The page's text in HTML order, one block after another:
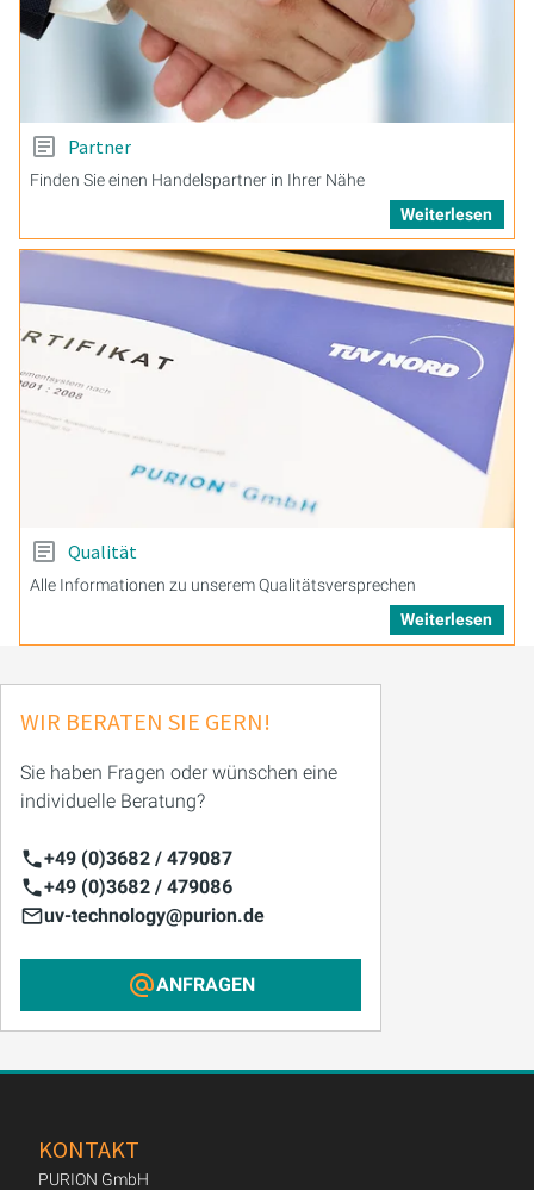
Partner
Finden Sie einen Handelspartner in Ihrer Nähe
Weiterlesen
Qualität
Alle Informationen zu unserem Qualitätsversprechen
Weiterlesen
WIR BERATEN SIE GERN!
Sie haben Fragen oder wünschen eine
individuelle Beratung?
+49 (0)3682 / 479087
+49 (0)3682 / 479086
uv-technology@purion.de
ANFRAGEN
KONTAKT
PURION GmbH